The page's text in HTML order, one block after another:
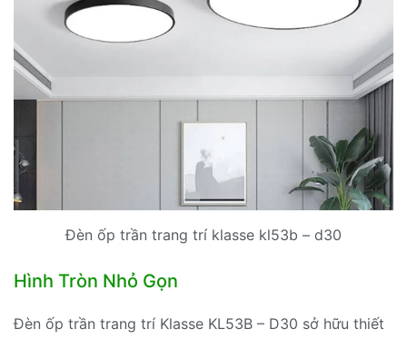
Đèn ốp trần trang trí klasse kl53b – d30
Hình Tròn Nhỏ Gọn
Đèn ốp trần trang trí Klasse KL53B – D30 sở hữu thiết